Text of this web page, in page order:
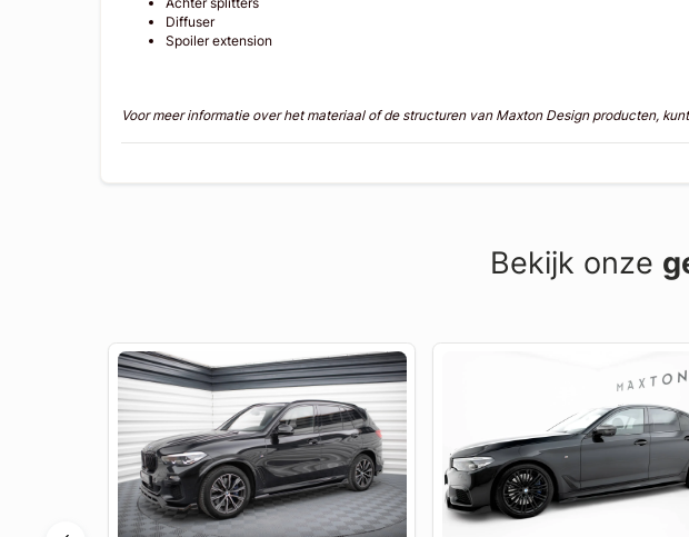
Diffuser
Spoiler extension
Voor meer informatie over het materiaal of de structuren van Maxton Design producten,
Bekijk onze